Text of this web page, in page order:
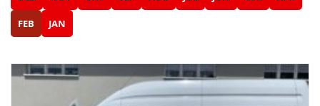
FEB JAN